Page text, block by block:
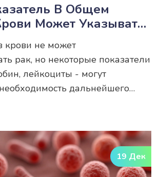
В Общем
Может Указывать
крови не может
рак, но некоторые показатели
лейкоциты - могут
дальнейшего
понимать, что
врача.
19 Дек